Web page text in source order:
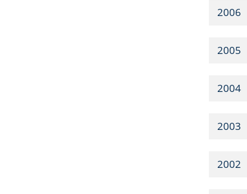
2006
2005
2004
2003
2002